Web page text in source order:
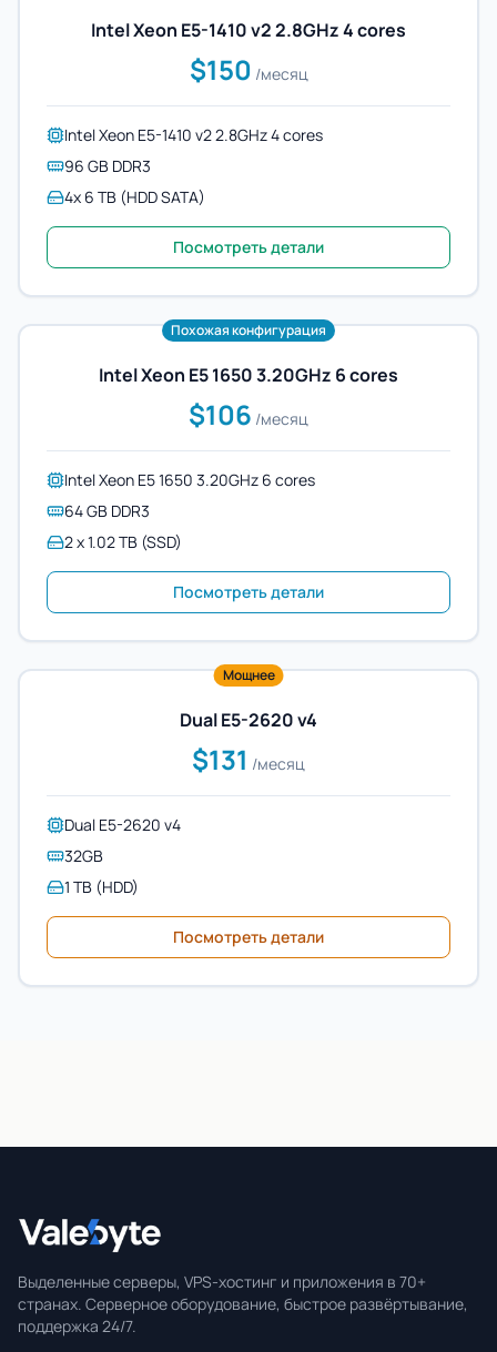
Intel Xeon E5-1410 v2 2.8GHz 4 cores
$150 /месяц
Intel Xeon E5-1410 v2 2.8GHz 4 cores
96 GB DDR3
4x 6 TB (HDD SATA)
Посмотреть детали
Похожая конфигурация
Intel Xeon E5 1650 3.20GHz 6 cores
$106 /месяц
Intel Xeon E5 1650 3.20GHz 6 cores
64 GB DDR3
2 x 1.02 TB (SSD)
Посмотреть детали
Мощнее
Dual E5-2620 v4
$131 /месяц
Dual E5-2620 v4
32GB
1 TB (HDD)
Посмотреть детали
Выделенные серверы, VPS-хостинг и приложения в 70+
странах. Серверное оборудование, быстрое развёртывание,
поддержка 24/7.